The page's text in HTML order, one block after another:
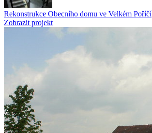
Rekonstrukce Obecního domu ve Velkém Poříčí
Zobrazit projekt